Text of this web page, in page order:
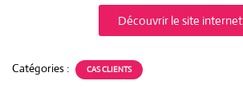
Découvrir le site internet
Catégories : CAS CLIENTS